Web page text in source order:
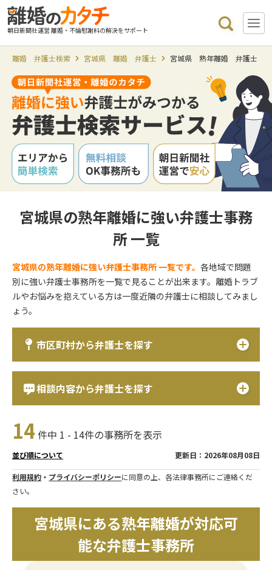
朝日新聞社運営 離婚・不倫慰謝料の解決をサポート
離婚 弁護士検索 宮城県 離婚 弁護士 宮城県 熟年離婚 弁護士
宮城県の熟年離婚に強い弁護士事務
所 一覧
宮城県の熟年離婚に強い弁護士事務所 一覧です。各地域で問題
別に強い弁護士事務所を一覧で見ることが出来ます。離婚トラブ
ルやお悩みを抱えている方は一度近隣の弁護士に相談してみまし
ょう。
市区町村から弁護士を探す
相談内容から弁護士を探す
14 件中 1 - 14件の事務所を表示
並び順について 更新日：2026年08月08日
利用規約 ・ プライバシーポリシーに同意の上、各法律事務所にご連絡くだ
さい。
宮城県にある熟年離婚が対応可
能な弁護士事務所